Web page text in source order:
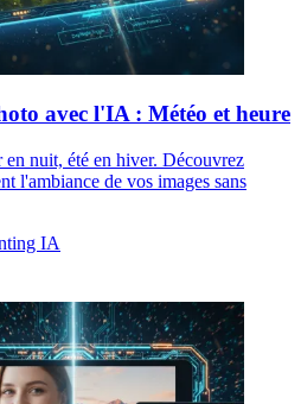
avec l'IA : Météo et heure
nuit, été en hiver. Découvrez
l'ambiance de vos images sans
IA